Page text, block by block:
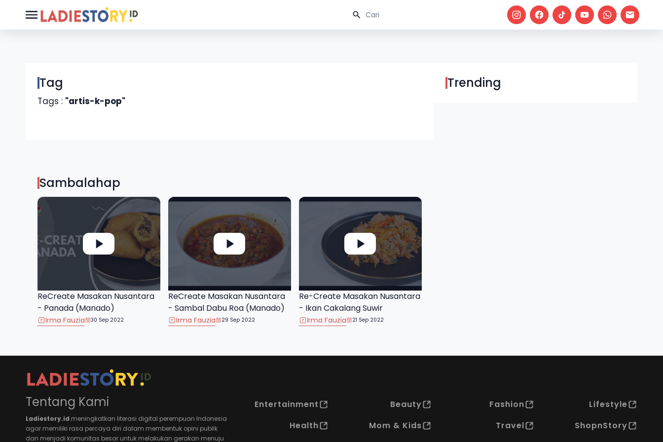
Tag
Tags : "artis-k-pop"
Trending
Sambalahap
ReCreate Masakan Nusantara
- Panada (Manado)
Irma Fauzia 30 Sep 2022
ReCreate Masakan Nusantara
- Sambal Dabu Roa (Manado)
Irma Fauzia 29 Sep 2022
Re-Create Masakan Nusantara
- Ikan Cakalang Suwir
Irma Fauzia 21 Sep 2022
Tentang Kami
Ladiestory.id meningkatkan literasi digital perempuan Indonesia
agar memiliki rasa percaya diri dalam membentuk opini publik
dan menjadi komunitas besar untuk melakukan gerakan menuju
Entertainment Beauty Fashion
Lifestyle
Health
Mom & Kids Travel
ShopnStory